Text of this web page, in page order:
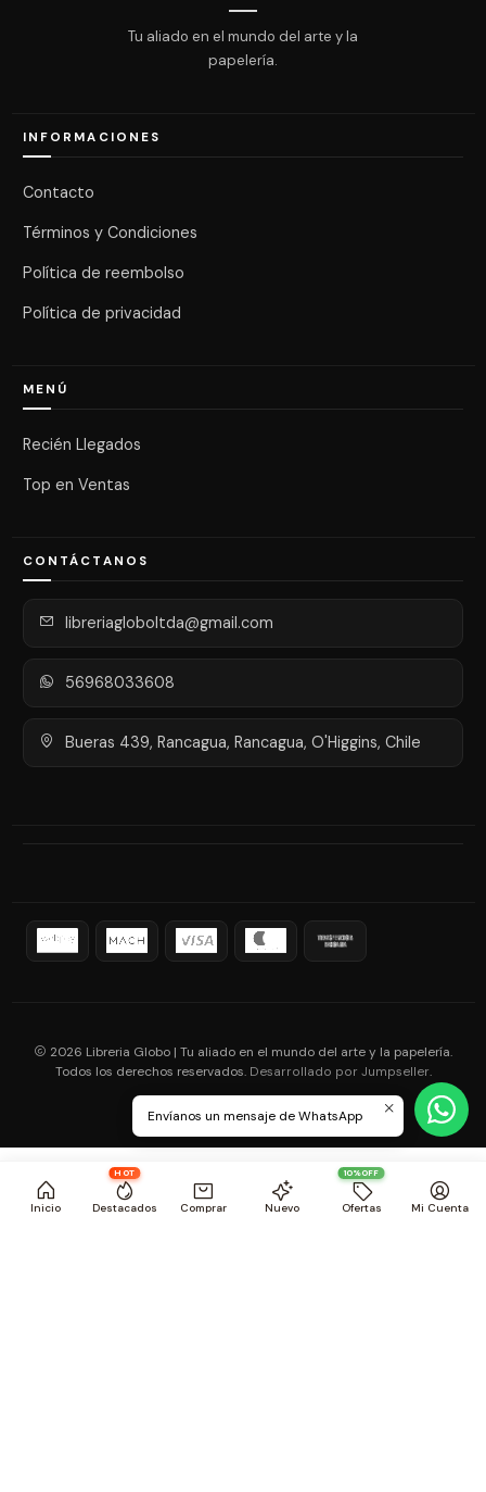
Inicio
HOT
Destacados Comprar Nuevo
10%OFF
Ofertas Mi Cuenta
Tu aliado en el mundo del arte y la
papelería.
INFORMACIONES
Contacto
Términos y Condiciones
Política de reembolso
Política de privacidad
MENÚ
Recién Llegados
Top en Ventas
CONTÁCTANOS
libreriagloboltda@gmail.com
56968033608
Bueras 439, Rancagua, Rancagua, O'Higgins, Chile
2026 Libreria Globo | Tu aliado en el mundo del arte y la papelería.
Todos los derechos reservados. Desarrollado por Jumpseller.
Envíanos un mensaje de WhatsApp